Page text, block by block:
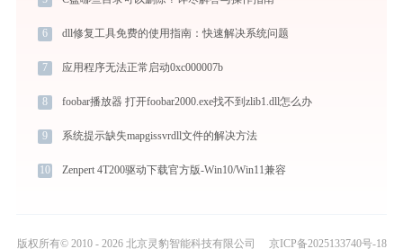
6 dll修复工具免费的使用指南：快速解决系统问题
7 应用程序无法正常启动0xc000007b
8 foobar播放器 打开foobar2000.exe找不到zlib1.dll怎么办
9 系统提示缺失mapgissvrdll文件的解决方法
10 Zenpert 4T200驱动下载官方版-Win10/Win11兼容
版权所有© 2010 - 2026 北京灵豹智能科技有限公司 京ICP备2025133740号-18